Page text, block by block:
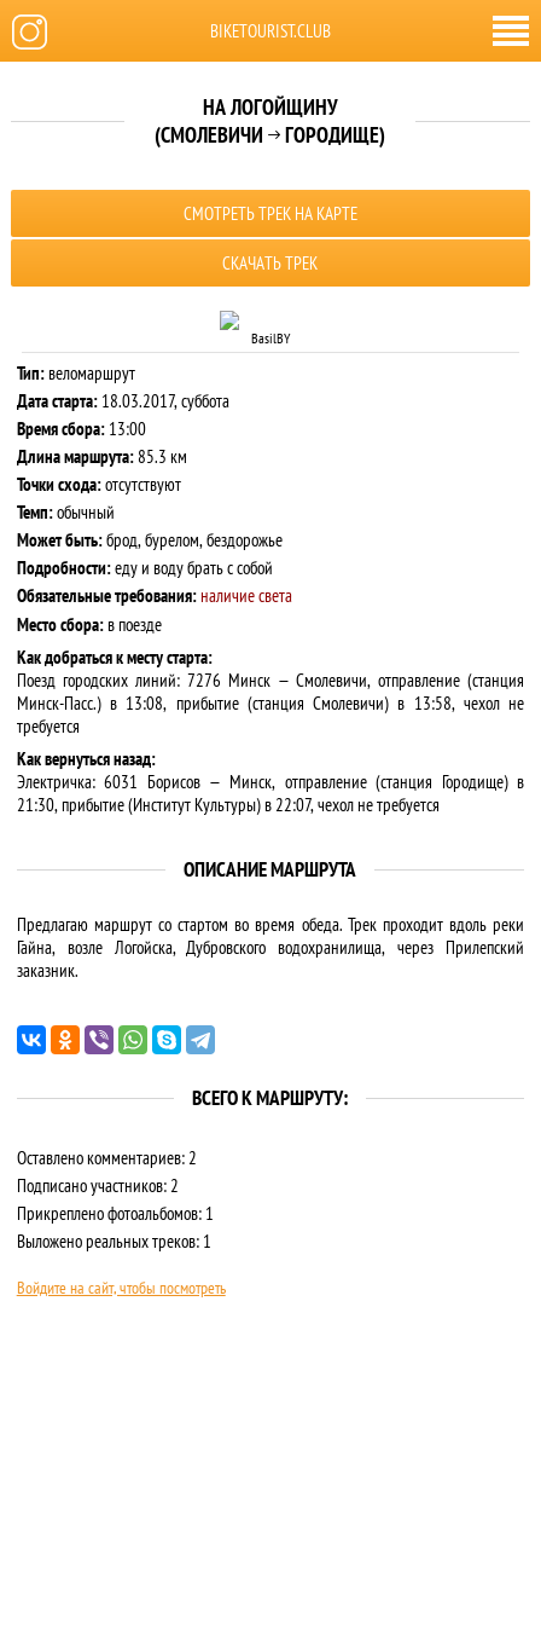
BIKETOURIST.CLUB
НА ЛОГОЙЩИНУ
(СМОЛЕВИЧИ ГОРОДИЩЕ)
СМОТРЕТЬ ТРЕК НА КАРТЕ
СКАЧАТЬ ТРЕК
BasilBY
Тип:веломаршрут
Дата старта:18.03.2017, суббота
Время сбора:13:00
Длина маршрута:85.3 км
Точки схода:отсутствуют
Темп:обычный
Может быть:брод, бурелом, бездорожье
Подробности:еду и воду брать с собой
Обязательные требования:наличие света
Место сбора:в поезде
Как добраться к месту старта:
Поезд городских линий: 7276 Минск — Смолевичи, отправление (станция
Минск-Пасс.) в 13:08, прибытие (станция Смолевичи) в 13:58, чехол не
требуется
Как вернуться назад:
Электричка: 6031 Борисов — Минск, отправление (станция Городище) в
21:30, прибытие (Институт Культуры) в 22:07, чехол не требуется
ОПИСАНИЕ МАРШРУТА
Предлагаю маршрут со стартом во время обеда. Трек проходит вдоль реки
Гайна, возле Логойска, Дубровского водохранилища, через Прилепский
заказник.
ВСЕГО К МАРШРУТУ:
Оставлено комментариев: 2
Подписано участников: 2
Прикреплено фотоальбомов: 1
Выложено реальных треков: 1
Войдите на сайт, чтобы посмотреть